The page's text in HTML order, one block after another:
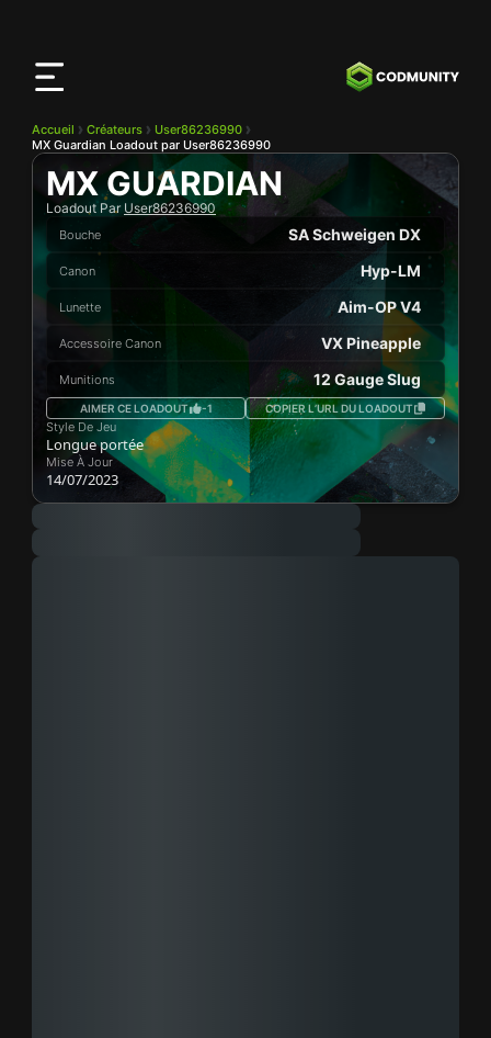
Accueil Créateurs
User86236990
MX Guardian Loadout par User86236990
MX GUARDIAN
Loadout Par User86236990
Bouche SA Schweigen DX
Canon Hyp-LM
Lunette Aim-OP V4
Accessoire Canon VX Pineapple
Munitions 12 Gauge Slug
AIMER CE LOADOUT -1 COPIER L’URL DU LOADOUT
Style De Jeu
Longue portée
Mise À Jour
14/07/2023